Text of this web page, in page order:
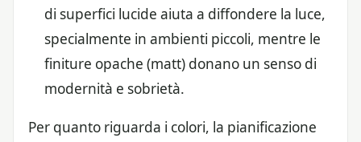
di superfici lucide aiuta a diffondere la luce,
specialmente in ambienti piccoli, mentre le
finiture opache (matt) donano un senso di
modernità e sobrietà.
Per quanto riguarda i colori, la pianificazione